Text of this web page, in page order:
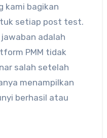
kami bagikan
setiap post test.
adalah
PMM tidak
salah setelah
menampilkan
berhasil atau